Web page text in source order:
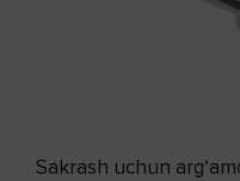
Sakrash uchun